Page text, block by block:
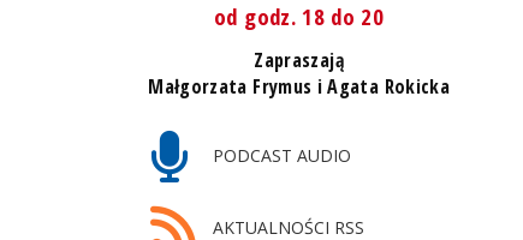
od godz. 18 do 20
Zapraszają
Małgorzata Frymus i Agata Rokicka
PODCAST AUDIO
AKTUALNOŚCI RSS